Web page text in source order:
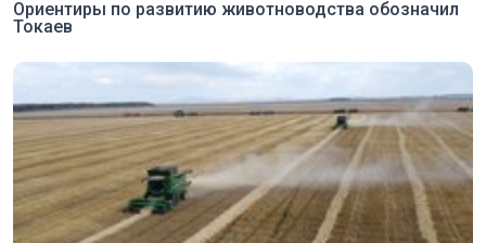
Ориентиры по развитию животноводства обозначил
Токаев